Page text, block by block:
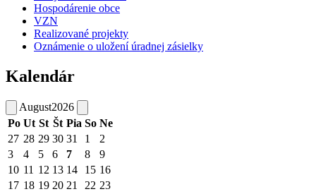
Hospodárenie obce
VZN
Realizované projekty
Oznámenie o uložení úradnej zásielky
Kalendár
August2026
Po Ut St Št Pia So Ne
27 28 29 30 31 1
2
3
4 5 6 7 8
9
10 11 12 13 14 15 16
17 18 19 20 21 22 23